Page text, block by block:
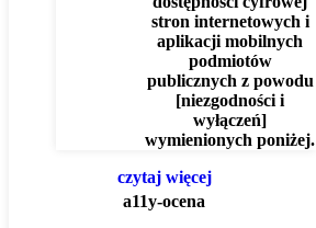
stron internetowych i
aplikacji mobilnych
podmiotów
publicznych z powodu
[niezgodności i
wyłączeń]
wymienionych poniżej.
czytaj więcej
a11y-ocena